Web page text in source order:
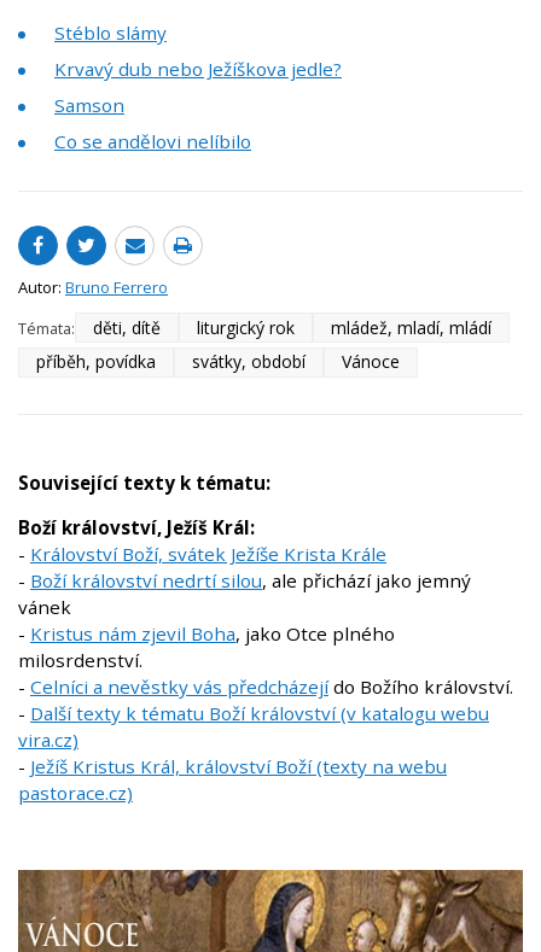
Stéblo slámy
Krvavý dub nebo Ježíškova jedle?
Samson
Co se andělovi nelíbilo
Autor: Bruno Ferrero
Témata:
děti, dítě liturgický rok
mládež, mladí, mládí
příběh, povídka
svátky, období Vánoce
Související texty k tématu:
Boží království, Ježíš Král:
- Království Boží, svátek Ježíše Krista Krále
- Boží království nedrtí silou, ale přichází jako jemný
vánek
- Kristus nám zjevil Boha, jako Otce plného
milosrdenství.
- Celníci a nevěstky vás předcházejído Božího království.
- Další texty k tématu Boží království (v katalogu webu
vira.cz)
- Ježíš Kristus Král, království Boží (texty na webu
pastorace.cz)